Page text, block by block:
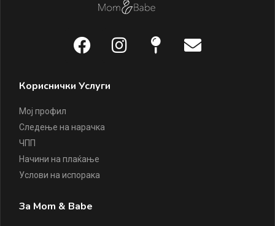
Кориснички Услуги
Мој профил
Следење на нарачка
ЧПП
Начини на плаќање
Услови на испорака
За Mom & Babe